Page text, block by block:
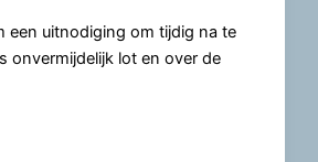
een uitnodiging om tijdig na te
onvermijdelijk lot en over de